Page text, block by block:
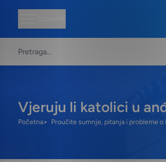
Vjeruju li katolici u
Početna Proučite sumnje, pitanja i probleme o